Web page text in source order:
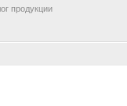
продукции